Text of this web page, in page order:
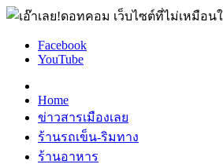
Facebook
YouTube
Home
ข่าวสารเมืองเลย
ร้านรถเข็น-ริมทาง
ร้านอาหาร